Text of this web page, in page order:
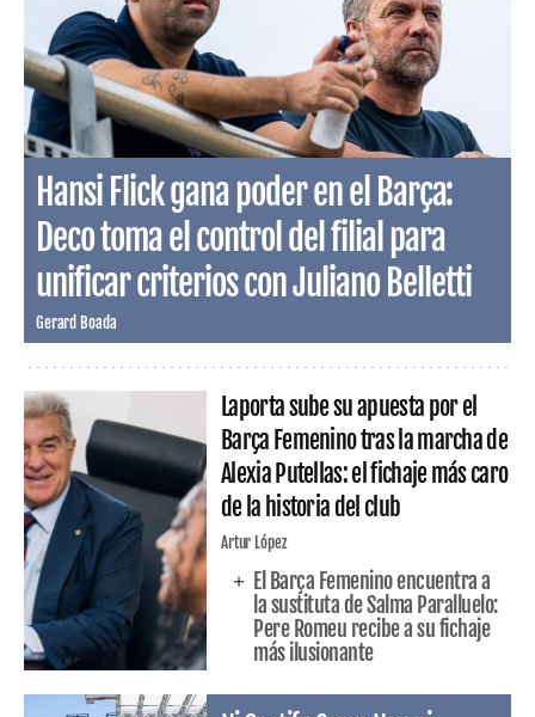
Hansi Flick gana poder en el Barça:
Deco toma el control del filial para
unificar criterios con Juliano Belletti
Gerard Boada
Laporta sube su apuesta por el
Barça Femenino tras la marcha de
Alexia Putellas: el fichaje más caro
de la historia del club
Artur López
El Barça Femenino encuentra a
la sustituta de Salma Paralluelo:
Pere Romeu recibe a su fichaje
más ilusionante